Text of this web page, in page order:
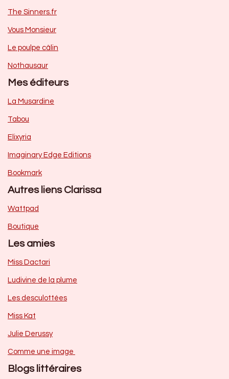
The Sinners.fr
Vous Monsieur
Le poulpe câlin
Nothausaur
Mes éditeurs
La Musardine
Tabou
Elixyria
Imaginary Edge Editions
Bookmark
Autres liens Clarissa
Wattpad
Boutique
Les amies
Miss Dactari
Ludivine de la plume
Les desculottées
Miss Kat
Julie Derussy
Comme une image
Blogs littéraires